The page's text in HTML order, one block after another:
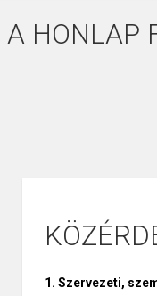
A HONLAP
1. Szervezeti,